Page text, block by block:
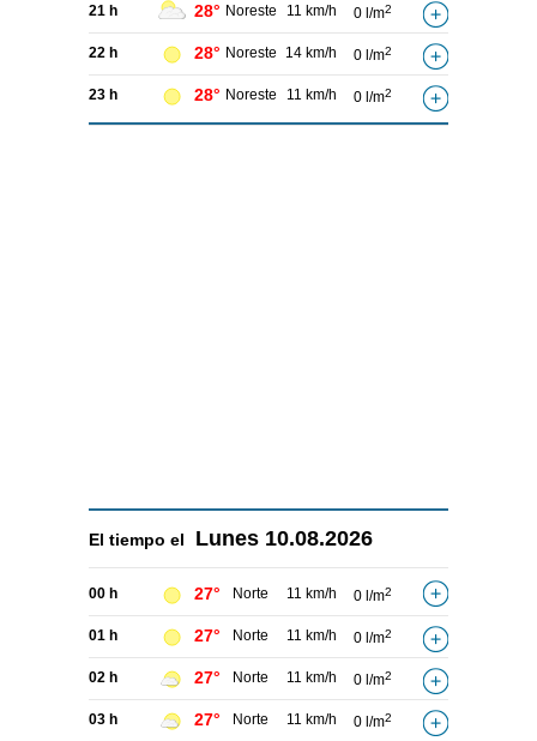
21 h 28° Noreste 11 km/h 0 l/m2
22 h 28° Noreste 14 km/h 0 l/m2
23 h 28° Noreste 11 km/h 0 l/m2
El tiempo el Lunes 10.08.2026
00 h 27° Norte 11 km/h 0 l/m2
01 h 27° Norte 11 km/h 0 l/m2
02 h 27° Norte 11 km/h 0 l/m2
03 h 27° Norte 11 km/h 0 l/m2